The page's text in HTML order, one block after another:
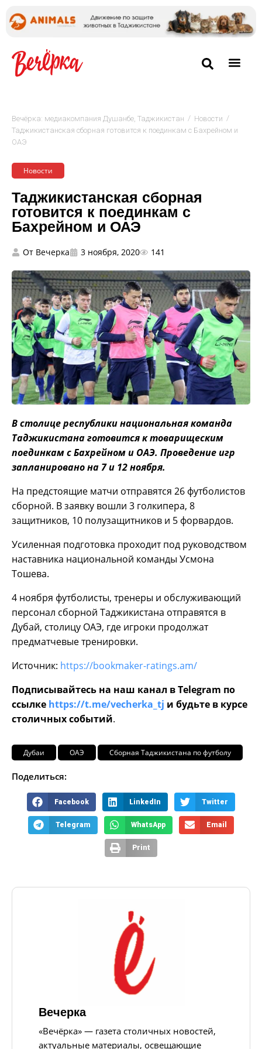
Вечёрка: медиакомпания Душанбе, Таджикистан / Новости /
Таджикистанская сборная готовится к поединкам с Бахрейном и
ОАЭ
Новости
Таджикистанская сборная
готовится к поединкам с
Бахрейном и ОАЭ
От Вечерка 3 ноября, 2020 141
В столице республики национальная команда
Таджикистана готовится к товарищеским
поединкам с Бахрейном и ОАЭ. Проведение игр
запланировано на 7 и 12 ноября.
На предстоящие матчи отправятся 26 футболистов
сборной. В заявку вошли 3 голкипера, 8
защитников, 10 полузащитников и 5 форвардов.
Усиленная подготовка проходит под руководством
наставника национальной команды Усмона
Тошева.
4 ноября футболисты, тренеры и обслуживающий
персонал сборной Таджикистана отправятся в
Дубай, столицу ОАЭ, где игроки продолжат
предматчевые тренировки.
Источник: https://bookmaker-ratings.am/
Подписывайтесь на наш канал в Telegram по
ссылке https://t.me/vecherka_tj и будьте в курсе
столичных событий.
Дубаи ОАЭ Сборная Таджикистана по футболу
Поделиться:
Facebook LinkedIn Twitter
Telegram WhatsApp Email
Print
Вечерка
«Вечёрка» — газета столичных новостей,
актуальные материалы, освещающие